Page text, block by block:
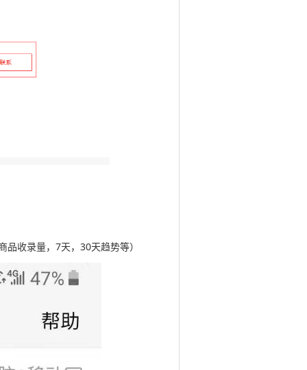
收录量，7天，30天趋势等）